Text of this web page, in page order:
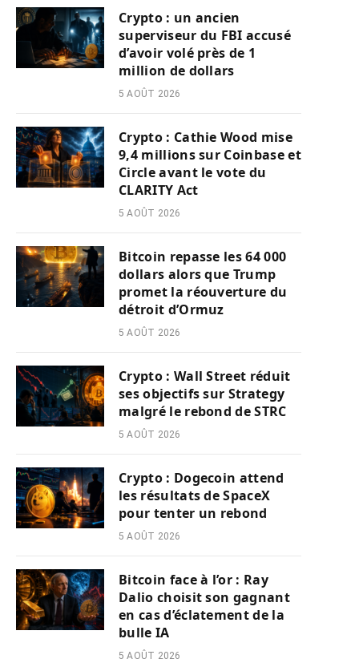
Crypto : un ancien
superviseur du FBI accusé
d’avoir volé près de 1
million de dollars
5 AOÛT 2026
Crypto : Cathie Wood mise
9,4 millions sur Coinbase et
Circle avant le vote du
CLARITY Act
5 AOÛT 2026
Bitcoin repasse les 64 000
dollars alors que Trump
promet la réouverture du
détroit d’Ormuz
5 AOÛT 2026
Crypto : Wall Street réduit
ses objectifs sur Strategy
malgré le rebond de STRC
5 AOÛT 2026
Crypto : Dogecoin attend
les résultats de SpaceX
pour tenter un rebond
5 AOÛT 2026
Bitcoin face à l’or : Ray
Dalio choisit son gagnant
en cas d’éclatement de la
bulle IA
5 AOÛT 2026